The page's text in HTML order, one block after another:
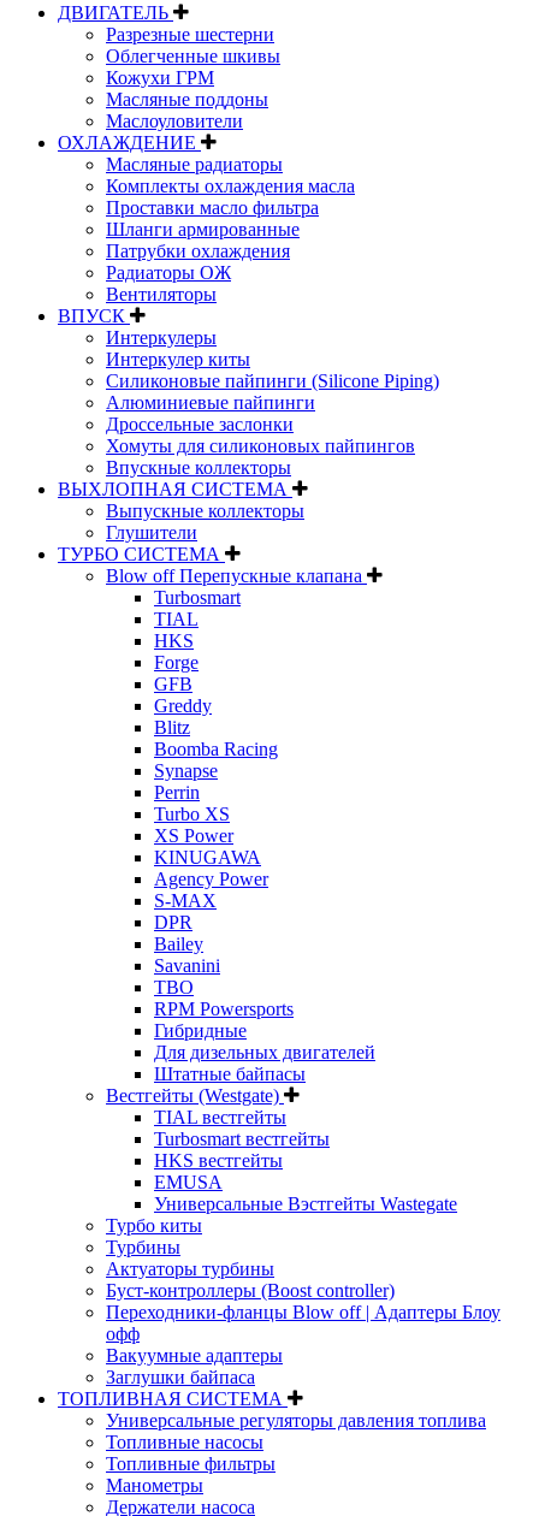
ДВИГАТЕЛЬ
Разрезные шестерни
Облегченные шкивы
Кожухи ГРМ
Масляные поддоны
Маслоуловители
ОХЛАЖДЕНИЕ
Масляные радиаторы
Комплекты охлаждения масла
Проставки масло фильтра
Шланги армированные
Патрубки охлаждения
Радиаторы ОЖ
Вентиляторы
ВПУСК
Интеркулеры
Интеркулер киты
Силиконовые пайпинги (Silicone Piping)
Алюминиевые пайпинги
Дроссельные заслонки
Хомуты для силиконовых пайпингов
Впускные коллекторы
ВЫХЛОПНАЯ СИСТЕМА
Выпускные коллекторы
Глушители
ТУРБО СИСТЕМА
Blow off Перепускные клапана
Turbosmart
TIAL
HKS
Forge
GFB
Greddy
Blitz
Boomba Racing
Synapse
Perrin
Turbo XS
XS Power
KINUGAWA
Agency Power
S-MAX
DPR
Bailey
Savanini
TBO
RPM Powersports
Гибридные
Для дизельных двигателей
Штатные байпасы
Вестгейты (Westgate)
TIAL вестгейты
Turbosmart вестгейты
HKS вестгейты
EMUSA
Универсальные Вэстгейты Wastegate
Турбо киты
Турбины
Актуаторы турбины
Буст-контроллеры (Boost controller)
Переходники-фланцы Blow off | Адаптеры Блоу
офф
Вакуумные адаптеры
Заглушки байпаса
ТОПЛИВНАЯ СИСТЕМА
Универсальные регуляторы давления топлива
Топливные насосы
Топливные фильтры
Манометры
Держатели насоса